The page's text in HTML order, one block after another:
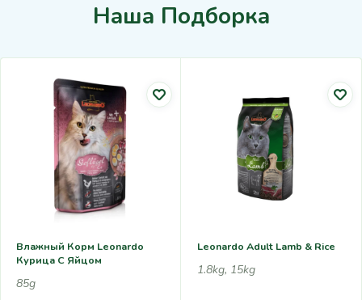
Наша Подборка
Влажный Корм Leonardo
Курица С Яйцом
85g
Leonardo Adult Lamb & Rice
1.8kg, 15kg